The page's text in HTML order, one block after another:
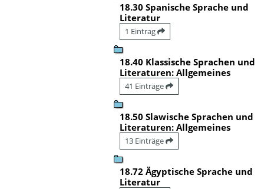
18.30 Spanische Sprache und
Literatur
1 Eintrag
18.40 Klassische Sprachen und
Literaturen: Allgemeines
41 Einträge
18.50 Slawische Sprachen und
Literaturen: Allgemeines
13 Einträge
18.72 Ägyptische Sprache und
Literatur